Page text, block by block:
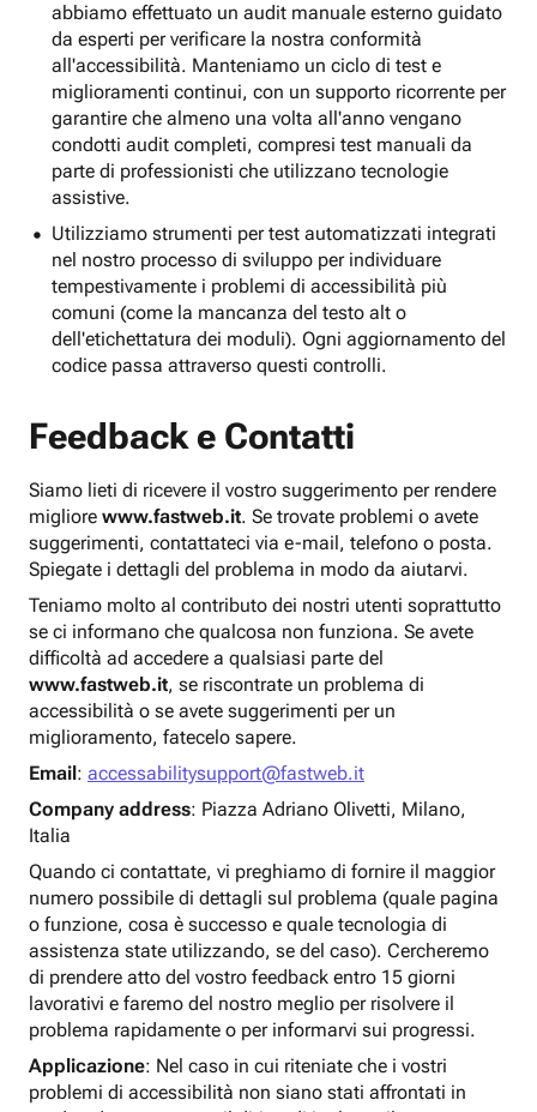
abbiamo effettuato un audit manuale esterno guidato
da esperti per verificare la nostra conformità
all'accessibilità. Manteniamo un ciclo di test e
miglioramenti continui, con un supporto ricorrente per
garantire che almeno una volta all'anno vengano
condotti audit completi, compresi test manuali da
parte di professionisti che utilizzano tecnologie
assistive.
Utilizziamo strumenti per test automatizzati integrati
nel nostro processo di sviluppo per individuare
tempestivamente i problemi di accessibilità più
comuni (come la mancanza del testo alt o
dell'etichettatura dei moduli). Ogni aggiornamento del
codice passa attraverso questi controlli.
Feedback e Contatti
Siamo lieti di ricevere il vostro suggerimento per rendere
migliore www.fastweb.it. Se trovate problemi o avete
suggerimenti, contattateci via e-mail, telefono o posta.
Spiegate i dettagli del problema in modo da aiutarvi.
Teniamo molto al contributo dei nostri utenti soprattutto
se ci informano che qualcosa non funziona. Se avete
difficoltà ad accedere a qualsiasi parte del
www.fastweb.it, se riscontrate un problema di
accessibilità o se avete suggerimenti per un
miglioramento, fatecelo sapere.
Email: accessabilitysupport@fastweb.it
Company address: Piazza Adriano Olivetti, Milano,
Italia
Quando ci contattate, vi preghiamo di fornire il maggior
numero possibile di dettagli sul problema (quale pagina
o funzione, cosa è successo e quale tecnologia di
assistenza state utilizzando, se del caso). Cercheremo
di prendere atto del vostro feedback entro 15 giorni
lavorativi e faremo del nostro meglio per risolvere il
problema rapidamente o per informarvi sui progressi.
Applicazione: Nel caso in cui riteniate che i vostri
problemi di accessibilità non siano stati affrontati in